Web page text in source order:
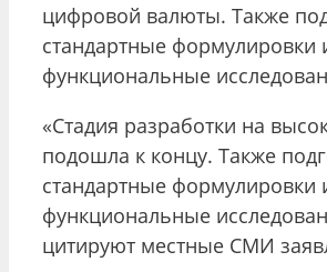
цифровой валюты. Также
стандартные формулировки
функциональные
«Стадия разработки на
подошла к концу. Также
стандартные формулировки
функциональные
цитируют местные СМИ